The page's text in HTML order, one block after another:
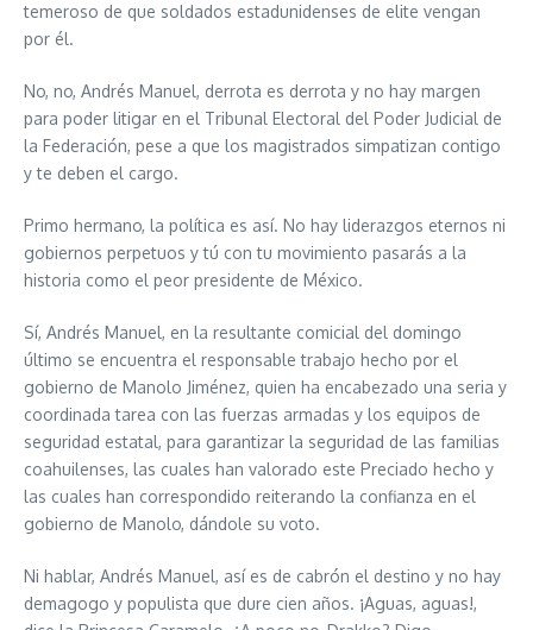
temeroso de que soldados estadunidenses de elite vengan
por él.
No, no, Andrés Manuel, derrota es derrota y no hay margen
para poder litigar en el Tribunal Electoral del Poder Judicial de
la Federación, pese a que los magistrados simpatizan contigo
y te deben el cargo.
Primo hermano, la política es así. No hay liderazgos eternos ni
gobiernos perpetuos y tú con tu movimiento pasarás a la
historia como el peor presidente de México.
Sí, Andrés Manuel, en la resultante comicial del domingo
último se encuentra el responsable trabajo hecho por el
gobierno de Manolo Jiménez, quien ha encabezado una seria y
coordinada tarea con las fuerzas armadas y los equipos de
seguridad estatal, para garantizar la seguridad de las familias
coahuilenses, las cuales han valorado este Preciado hecho y
las cuales han correspondido reiterando la confianza en el
gobierno de Manolo, dándole su voto.
Ni hablar, Andrés Manuel, así es de cabrón el destino y no hay
demagogo y populista que dure cien años. ¡Aguas, aguas!,